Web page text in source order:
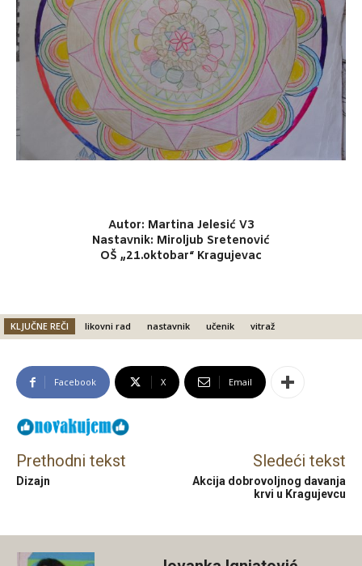
Autor: Martina Jelesić V3
Nastavnik: Miroljub Sretenović
OŠ „21.oktobar“ Kragujevac
KLJUČNE REČI likovni rad nastavnik učenik vitraž
Facebook X Email
Prethodni tekst
Dizajn
Sledeći tekst
Akcija dobrovoljnog davanja
krvi u Kragujevcu